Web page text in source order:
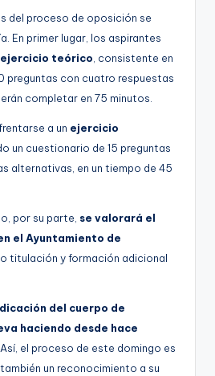
del proceso de oposición se
En primer lugar, los aspirantes
ejercicio teórico , consistente en
preguntas con cuatro respuestas
completar en 75 minutos.
a un ejercicio
un cuestionario de 15 preguntas
alternativas, en un tiempo de 45
por su parte, se valorará el
el Ayuntamiento de
titulación y formación adicional
del cuerpo de
haciendo desde hace
. Así, el proceso de este domingo es
un reconocimiento a su